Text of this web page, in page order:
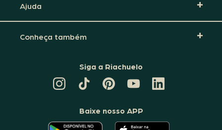
Ajuda
Conheça também
Siga a Riachuelo
TIKTOK
DA
PINTEREST
DA
CANAL
DA
RIACHUELO
LINKEDIN
DA
Baixe nosso APP
O O